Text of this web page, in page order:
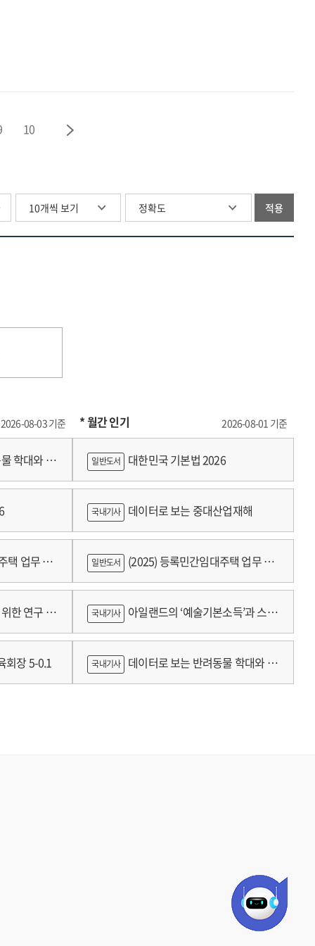
10
적용
2026-08-03 기준
학대와 분
택 업무 편
한 연구 :
회장 5-0.1
* 월간 인기 2026-08-01 기준
일반도서 대한민국 기본법 2026
국내기사 데이터로 보는 중대산업재해
일반도서 (2025) 등록민간임대주택 업무 편
람
국내기사 아일랜드의 ‘예술기본소득’과 스코
틀랜드의 예술인 소득보장정책 논의
국내기사 데이터로 보는 반려동물 학대와 분